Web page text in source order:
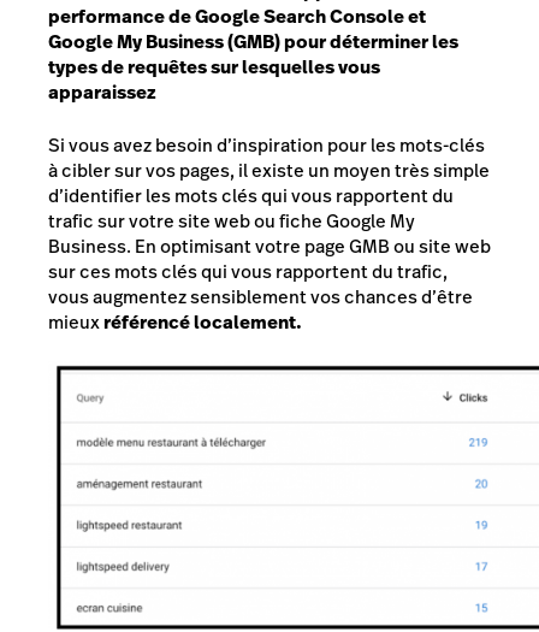
performance de Google Search Console et
Google My Business (GMB) pour déterminer les
types de requêtes sur lesquelles vous
apparaissez
Si vous avez besoin d’inspiration pour les mots-clés
à cibler sur vos pages, il existe un moyen très simple
d’identifier les mots clés qui vous rapportent du
trafic sur votre site web ou fiche Google My
Business. En optimisant votre page GMB ou site web
sur ces mots clés qui vous rapportent du trafic,
vous augmentez sensiblement vos chances d’être
mieuxréférencé localement.